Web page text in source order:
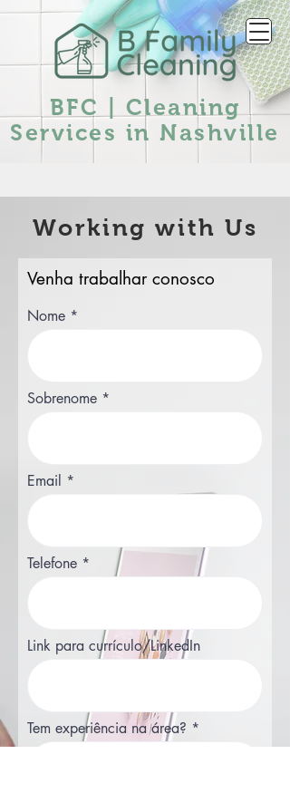
BFC | Cleaning
Services in Nashville
Working with Us
Venha trabalhar conosco
Nome
Sobrenome
Email
Telefone
Link para currículo/LinkedIn
Tem experiência na área?